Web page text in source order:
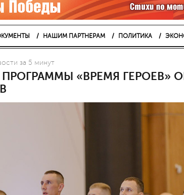
НАШИМ ПАРТНЕРАМ ПОЛИТИКА
за 5 минут
«ВРЕМЯ ГЕРОЕВ»